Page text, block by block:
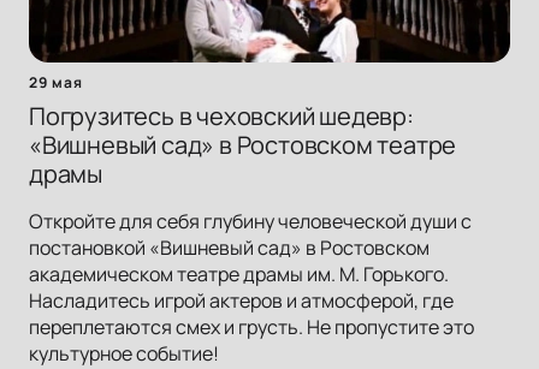
29 мая
Погрузитесь в чеховский шедевр:
«Вишневый сад» в Ростовском театре
драмы
Откройте для себя глубину человеческой души с
постановкой «Вишневый сад» в Ростовском
академическом театре драмы им. М. Горького.
Насладитесь игрой актеров и атмосферой, где
переплетаются смех и грусть. Не пропустите это
культурное событие!